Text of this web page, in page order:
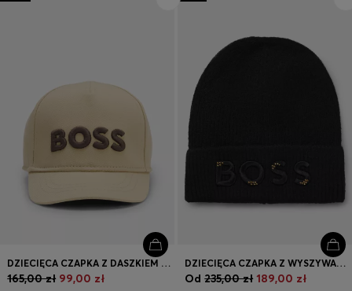
DZIECIĘCA CZAPKA Z DASZKIEM Z BAWEŁNIANEGO DIAGONALU Z WYSZYWANYM LOGO
165,00 zł 99,00 zł
DZIECIĘCA CZAPKA Z WYSZYWANYM LOGO Z ĆWIEKAMI
Od 235,00 zł 189,00 zł